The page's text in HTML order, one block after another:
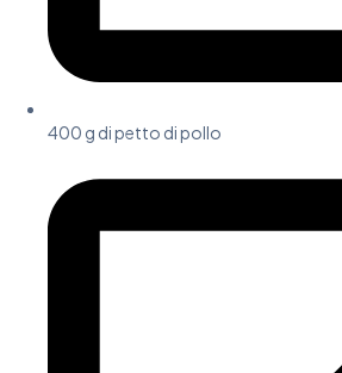
400 g di petto di pollo